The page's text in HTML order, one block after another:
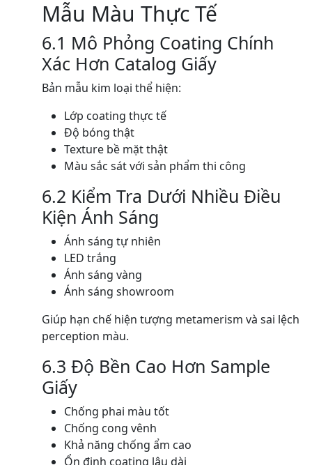
Mẫu Màu Thực Tế
6.1 Mô Phỏng Coating Chính
Xác Hơn Catalog Giấy
Bản mẫu kim loại thể hiện:
Lớp coating thực tế
Độ bóng thật
Texture bề mặt thật
Màu sắc sát với sản phẩm thi công
6.2 Kiểm Tra Dưới Nhiều Điều
Kiện Ánh Sáng
Ánh sáng tự nhiên
LED trắng
Ánh sáng vàng
Ánh sáng showroom
Giúp hạn chế hiện tượng metamerism và sai lệch
perception màu.
6.3 Độ Bền Cao Hơn Sample
Giấy
Chống phai màu tốt
Chống cong vênh
Khả năng chống ẩm cao
Ổn định coating lâu dài